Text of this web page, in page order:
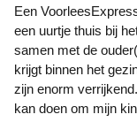
Een VoorleesExpress traject wordt op speelse wijze wekelijks
een uurtje thuis bij
samen met de
krijgt binnen het
zijn enorm
kan doen om mijn